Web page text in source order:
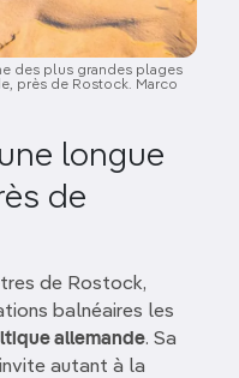
des plus grandes plages
près de Rostock. Marco
longue
de
de Rostock,
balnéaires les
allemande. Sa
autant à la